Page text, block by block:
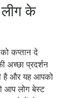
के
कप्तान दे
प्रदर्शन
है और यह आपको
आप लोग बेस्ट